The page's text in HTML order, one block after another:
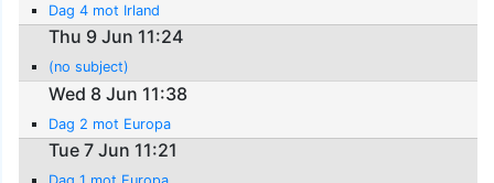
Dag 4 mot Irland
Thu 9 Jun 11:24
(no subject)
Wed 8 Jun 11:38
Dag 2 mot Europa
Tue 7 Jun 11:21